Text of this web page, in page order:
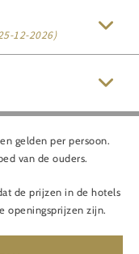
12-2026)
en gelden per persoon.
van de ouders.
de prijzen in de hotels
openingsprijzen zijn.